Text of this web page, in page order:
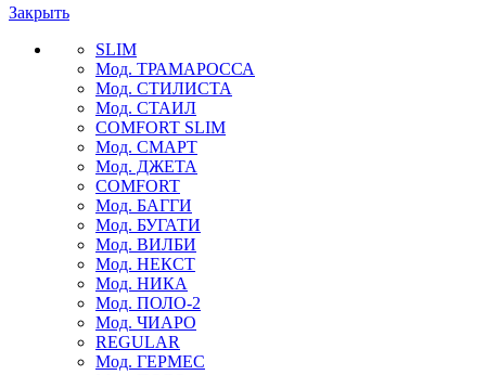
Закрыть
SLIM
Мод. ТРАМАРОССА
Мод. СТИЛИСТА
Мод. СТАИЛ
COMFORT SLIM
Мод. СМАРТ
Мод. ДЖЕТА
COMFORT
Мод. БАГГИ
Мод. БУГАТИ
Мод. ВИЛБИ
Мод. НЕКСТ
Мод. НИКА
Мод. ПОЛО-2
Мод. ЧИАРО
REGULAR
Мод. ГЕРМЕС